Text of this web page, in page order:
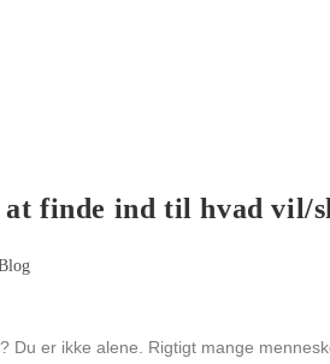
finde ind til hvad vil/
er ikke alene. Rigtigt mange